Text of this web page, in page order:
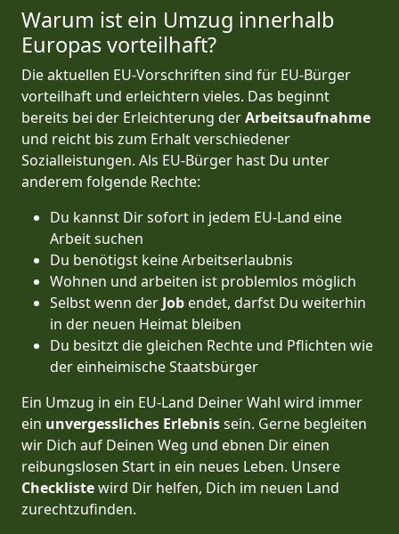
Warum ist ein Umzug innerhalb
Europas vorteilhaft?
Die aktuellen EU-Vorschriften sind für EU-Bürger
vorteilhaft und erleichtern vieles. Das beginnt
bereits bei der Erleichterung derArbeitsaufnahme
und reicht bis zum Erhalt verschiedener
Sozialleistungen. Als EU-Bürger hast Du unter
anderem folgende Rechte:
Du kannst Dir sofort in jedem EU-Land eine
Arbeit suchen
Du benötigst keine Arbeitserlaubnis
Wohnen und arbeiten ist problemlos möglich
Selbst wenn der Job endet, darfst Du weiterhin
in der neuen Heimat bleiben
Du besitzt die gleichen Rechte und Pflichten wie
der einheimische Staatsbürger
Ein Umzug in ein EU-Land Deiner Wahl wird immer
ein unvergessliches Erlebnissein. Gerne begleiten
wir Dich auf Deinen Weg und ebnen Dir einen
reibungslosen Start in ein neues Leben. Unsere
Checklistewird Dir helfen, Dich im neuen Land
zurechtzufinden.